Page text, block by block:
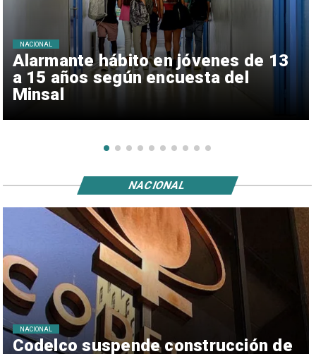
Alarmante hábito en jóvenes de 13
a 15 años según encuesta del
Minsal
NACIONAL
Codelco suspende construcción de
NACIONAL
NACIONAL